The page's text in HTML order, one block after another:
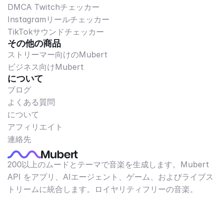
DMCA Twitchチェッカー
Instagramリールチェッカー
TikTokサウンドチェッカー
その他の商品
ストリーマー向けのMubert
ビジネス向けMubert
について
ブログ
よくある質問
について
アフィリエイト
連絡先
200以上のムードとテーマで音楽を生成します。Mubert
API をアプリ、AIエージェント、ゲーム、およびライブス
トリームに統合します。ロイヤリティフリーの音楽。